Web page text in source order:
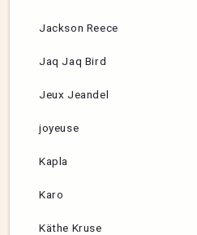
Jackson Reece
Jaq Jaq Bird
Jeux Jeandel
joyeuse
Kapla
Karo
Käthe Kruse